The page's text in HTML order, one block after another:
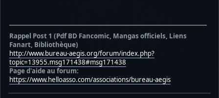
Rappel Post 1 (Pdf BD Fancomic, Mangas officiels, Liens
Fanart, Bibliothèque)
http://www.bureau-aegis.org/forum/index.php?
topic=13955.msg171438#msg171438
Page d'aide au forum:
https://www.helloasso.com/associations/bureau-aegis